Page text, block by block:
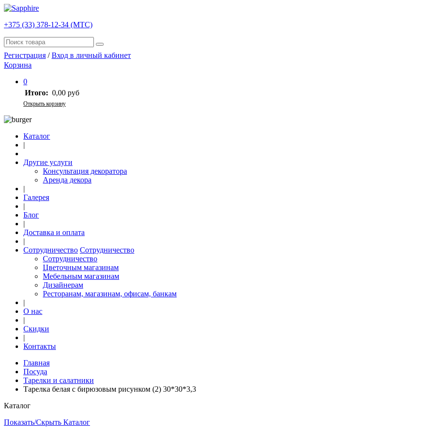
+375 (33) 378-12-34 (МТС)
Регистрация /Вход в личный кабинет
Корзина
0
Итого: 0,00 руб
Открыть корзину
Каталог
|
Другие услуги
Консультация декоратора
Аренда декора
|
Галерея
|
Блог
|
Доставка и оплата
|
Сотрудничество Сотрудничество
Сотрудничество
Цветочным магазинам
Мебельным магазинам
Дизайнерам
Ресторанам, магазинам, офисам, банкам
|
О нас
|
Скидки
|
Контакты
Главная
Посуда
Тарелки и салатники
Тарелка белая с бирюзовым рисунком (2) 30*30*3,3
Каталог
Показать/Скрыть Каталог